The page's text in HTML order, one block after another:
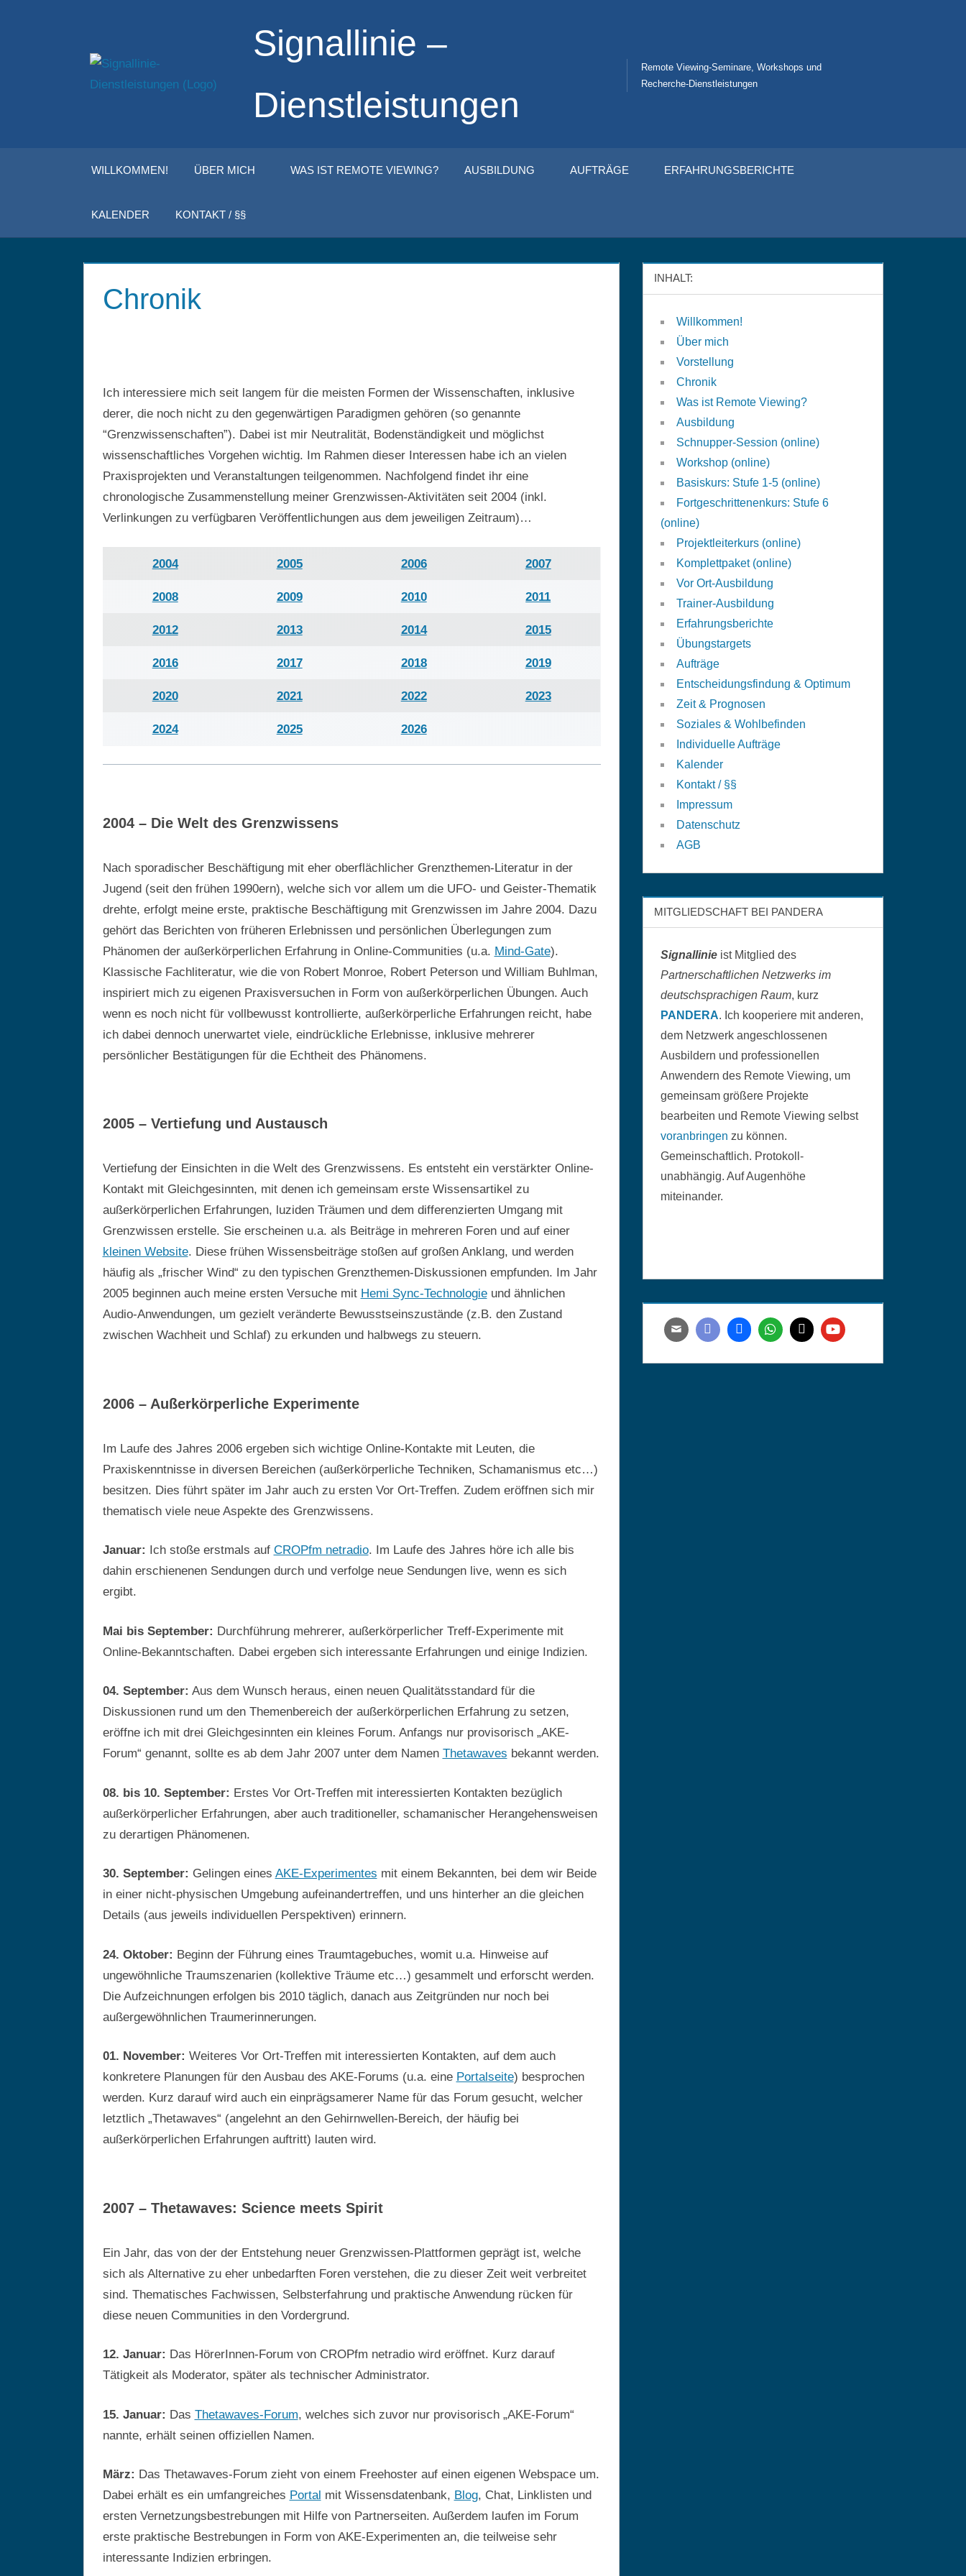
Signallinie –
Dienstleistungen
Remote Viewing-Seminare, Workshops und
Recherche-Dienstleistungen
WILLKOMMEN! ÜBER MICH WAS IST REMOTE VIEWING? AUSBILDUNG AUFTRÄGE ERFAHRUNGSBERICHTE
KALENDER KONTAKT / §§
Chronik
Ich interessiere mich seit langem für die meisten Formen der Wissenschaften, inklusive
derer, die noch nicht zu den gegenwärtigen Paradigmen gehören (so genannte
“Grenzwissenschaften”). Dabei ist mir Neutralität, Bodenständigkeit und möglichst
wissenschaftliches Vorgehen wichtig. Im Rahmen dieser Interessen habe ich an vielen
Praxisprojekten und Veranstaltungen teilgenommen. Nachfolgend findet ihr eine
chronologische Zusammenstellung meiner Grenzwissen-Aktivitäten seit 2004 (inkl.
Verlinkungen zu verfügbaren Veröffentlichungen aus dem jeweiligen Zeitraum)…
2004 2005 2006 2007
2008 2009 2010 2011
2012 2013 2014 2015
2016 2017 2018 2019
2020 2021 2022 2023
2024 2025 2026
2004 – Die Welt des Grenzwissens
Nach sporadischer Beschäftigung mit eher oberflächlicher Grenzthemen-Literatur in der
Jugend (seit den frühen 1990ern), welche sich vor allem um die UFO- und Geister-Thematik
drehte, erfolgt meine erste, praktische Beschäftigung mit Grenzwissen im Jahre 2004. Dazu
gehört das Berichten von früheren Erlebnissen und persönlichen Überlegungen zum
Phänomen der außerkörperlichen Erfahrung in Online-Communities (u.a. Mind-Gate).
Klassische Fachliteratur, wie die von Robert Monroe, Robert Peterson und William Buhlman,
inspiriert mich zu eigenen Praxisversuchen in Form von außerkörperlichen Übungen. Auch
wenn es noch nicht für vollbewusst kontrollierte, außerkörperliche Erfahrungen reicht, habe
ich dabei dennoch unerwartet viele, eindrückliche Erlebnisse, inklusive mehrerer
persönlicher Bestätigungen für die Echtheit des Phänomens.
2005 – Vertiefung und Austausch
Vertiefung der Einsichten in die Welt des Grenzwissens. Es entsteht ein verstärkter Online-
Kontakt mit Gleichgesinnten, mit denen ich gemeinsam erste Wissensartikel zu
außerkörperlichen Erfahrungen, luziden Träumen und dem differenzierten Umgang mit
Grenzwissen erstelle. Sie erscheinen u.a. als Beiträge in mehreren Foren und auf einer
kleinen Website. Diese frühen Wissensbeiträge stoßen auf großen Anklang, und werden
häufig als „frischer Wind“ zu den typischen Grenzthemen-Diskussionen empfunden. Im Jahr
2005 beginnen auch meine ersten Versuche mit Hemi Sync-Technologieund ähnlichen
Audio-Anwendungen, um gezielt veränderte Bewusstseinszustände (z.B. den Zustand
zwischen Wachheit und Schlaf) zu erkunden und halbwegs zu steuern.
2006 – Außerkörperliche Experimente
Im Laufe des Jahres 2006 ergeben sich wichtige Online-Kontakte mit Leuten, die
Praxiskenntnisse in diversen Bereichen (außerkörperliche Techniken, Schamanismus etc…)
besitzen. Dies führt später im Jahr auch zu ersten Vor Ort-Treffen. Zudem eröffnen sich mir
thematisch viele neue Aspekte des Grenzwissens.
Januar: Ich stoße erstmals auf CROPfm netradio. Im Laufe des Jahres höre ich alle bis
dahin erschienenen Sendungen durch und verfolge neue Sendungen live, wenn es sich
ergibt.
Mai bis September: Durchführung mehrerer, außerkörperlicher Treff-Experimente mit
Online-Bekanntschaften. Dabei ergeben sich interessante Erfahrungen und einige Indizien.
04. September: Aus dem Wunsch heraus, einen neuen Qualitätsstandard für die
Diskussionen rund um den Themenbereich der außerkörperlichen Erfahrung zu setzen,
eröffne ich mit drei Gleichgesinnten ein kleines Forum. Anfangs nur provisorisch „AKE-
Forum“ genannt, sollte es ab dem Jahr 2007 unter dem Namen Thetawaves bekannt werden.
08. bis 10. September: Erstes Vor Ort-Treffen mit interessierten Kontakten bezüglich
außerkörperlicher Erfahrungen, aber auch traditioneller, schamanischer Herangehensweisen
zu derartigen Phänomenen.
30. September: Gelingen eines AKE-Experimentes mit einem Bekannten, bei dem wir Beide
in einer nicht-physischen Umgebung aufeinandertreffen, und uns hinterher an die gleichen
Details (aus jeweils individuellen Perspektiven) erinnern.
24. Oktober: Beginn der Führung eines Traumtagebuches, womit u.a. Hinweise auf
ungewöhnliche Traumszenarien (kollektive Träume etc…) gesammelt und erforscht werden.
Die Aufzeichnungen erfolgen bis 2010 täglich, danach aus Zeitgründen nur noch bei
außergewöhnlichen Traumerinnerungen.
01. November: Weiteres Vor Ort-Treffen mit interessierten Kontakten, auf dem auch
konkretere Planungen für den Ausbau des AKE-Forums (u.a. eine Portalseite) besprochen
werden. Kurz darauf wird auch ein einprägsamerer Name für das Forum gesucht, welcher
letztlich „Thetawaves“ (angelehnt an den Gehirnwellen-Bereich, der häufig bei
außerkörperlichen Erfahrungen auftritt) lauten wird.
2007 – Thetawaves: Science meets Spirit
Ein Jahr, das von der der Entstehung neuer Grenzwissen-Plattformen geprägt ist, welche
sich als Alternative zu eher unbedarften Foren verstehen, die zu dieser Zeit weit verbreitet
sind. Thematisches Fachwissen, Selbsterfahrung und praktische Anwendung rücken für
diese neuen Communities in den Vordergrund.
12. Januar: Das HörerInnen-Forum von CROPfm netradio wird eröffnet. Kurz darauf
Tätigkeit als Moderator, später als technischer Administrator.
15. Januar: Das Thetawaves-Forum, welches sich zuvor nur provisorisch „AKE-Forum“
nannte, erhält seinen offiziellen Namen.
März: Das Thetawaves-Forum zieht von einem Freehoster auf einen eigenen Webspace um.
Dabei erhält es ein umfangreiches Portal mit Wissensdatenbank, Blog, Chat, Linklisten und
ersten Vernetzungsbestrebungen mit Hilfe von Partnerseiten. Außerdem laufen im Forum
erste praktische Bestrebungen in Form von AKE-Experimenten an, die teilweise sehr
interessante Indizien erbringen.
INHALT:
Willkommen!
Über mich
Vorstellung
Chronik
Was ist Remote Viewing?
Ausbildung
Schnupper-Session (online)
Workshop (online)
Basiskurs: Stufe 1-5 (online)
Fortgeschrittenenkurs: Stufe 6
(online)
Projektleiterkurs (online)
Komplettpaket (online)
Vor Ort-Ausbildung
Trainer-Ausbildung
Erfahrungsberichte
Übungstargets
Aufträge
Entscheidungsfindung & Optimum
Zeit & Prognosen
Soziales & Wohlbefinden
Individuelle Aufträge
Kalender
Kontakt / §§
Impressum
Datenschutz
AGB
MITGLIEDSCHAFT BEI PANDERA
Signallinie ist Mitglied des
Partnerschaftlichen Netzwerks im
deutschsprachigen Raum, kurz
PANDERA. Ich kooperiere mit anderen,
dem Netzwerk angeschlossenen
Ausbildern und professionellen
Anwendern des Remote Viewing, um
gemeinsam größere Projekte
bearbeiten und Remote Viewing selbst
voranbringen zu können.
Gemeinschaftlich. Protokoll-
unabhängig. Auf Augenhöhe
miteinander.